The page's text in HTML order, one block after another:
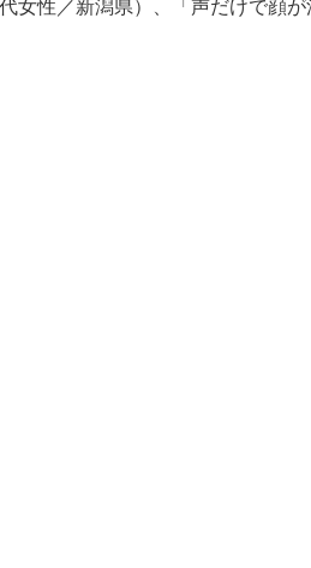
女性／新潟県）、「声だけで顔